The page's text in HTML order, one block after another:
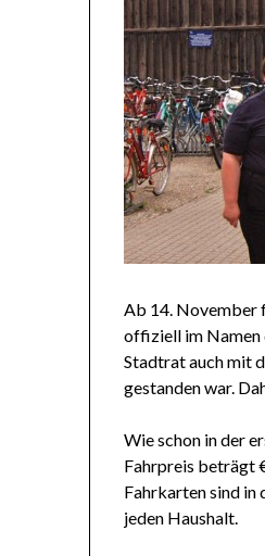
Ab 14. November
offiziell im Namen
Stadtrat auch mit
gestanden war.
Wie schon in der
Fahrpreis beträgt
Fahrkarten sind in
jeden Haushalt.